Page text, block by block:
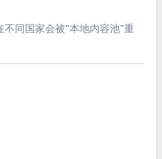
不同国家会被“本地内容池”重